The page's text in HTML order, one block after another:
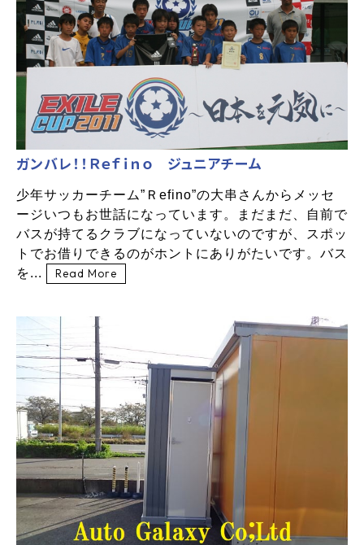
ガンバレ！！Ｒｅｆｉｎｏ ジュニアチーム
少年サッカーチーム”Ｒefino”の大串さんからメッセ
ージいつもお世話になっています。まだまだ、自前で
バスが持てるクラブになっていないのですが、スポッ
トでお借りできるのがホントにありがたいです。バス
を...
Read More